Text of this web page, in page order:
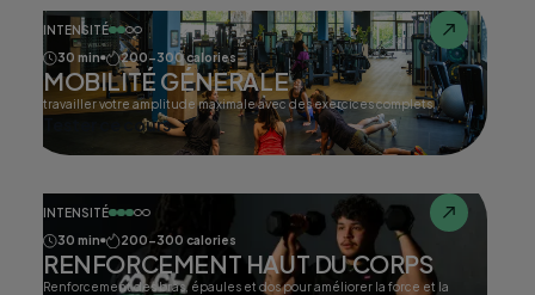
INTENSITÉ
30 min
200-300 calories
MOBILITÉ GÉNERALE
travailler votre amplitude maximale avec des exercices complets.
Tester ce cours
INTENSITÉ
30 min
200-300 calories
RENFORCEMENT HAUT DU CORPS
Renforcement des bras, épaules et dos pour améliorer la force et la